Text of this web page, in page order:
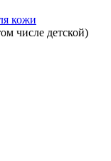
кожи
числе детской)